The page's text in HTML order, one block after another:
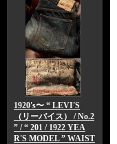
1920's〜 “ LEVI'S
（リーバイス） / No.2
” / “ 201 / 1922 YEA
R'S MODEL ” WAIST